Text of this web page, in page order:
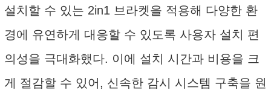
설치할 수 있는 2in1 브라켓을 적용해 다양한 환
경에 유연하게 대응할 수 있도록 사용자 설치 편
의성을 극대화했다. 이에 설치 시간과 비용을 크
게 절감할 수 있어, 신속한 감시 시스템 구축을 원